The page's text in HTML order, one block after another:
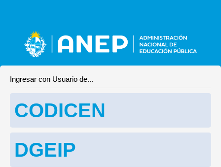
Ingresar con Usuario de...
CODICEN
DGEIP